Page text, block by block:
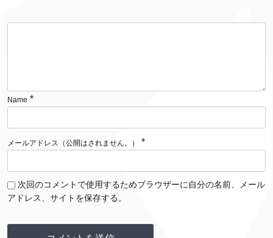
Name *
メールアドレス（公開はされません。） *
次回のコメントで使用するためブラウザーに自分の名前、メール
アドレス、サイトを保存する。